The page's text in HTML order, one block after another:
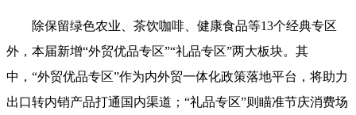
除保留绿色农业、茶饮咖啡、健康食品等13个经典专区
外，本届新增“外贸优品专区”“礼品专区”两大板块。其
中，“外贸优品专区”作为内外贸一体化政策落地平台，将助力
出口转内销产品打通国内渠道；“礼品专区”则瞄准节庆消费场